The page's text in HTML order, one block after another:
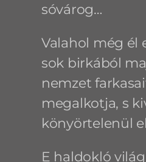
sóvárog…
Valahol még él
sok birkából
nemzet
megalkotja, s
könyörtelenül
E haldokló